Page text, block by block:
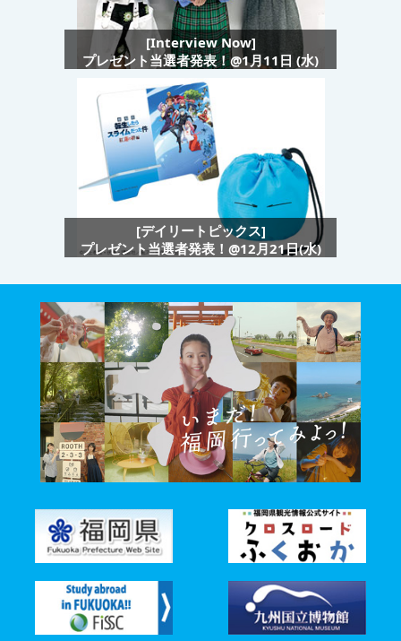
[Interview Now]
プレゼント当選者発表！@1月11日 (水)
[デイリートピックス]
プレゼント当選者発表！@12月21日(水)